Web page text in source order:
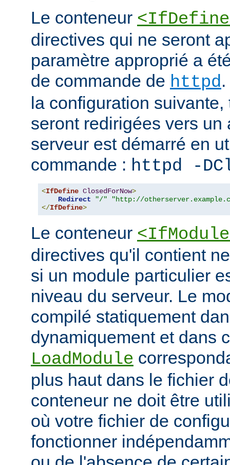
Le conteneur
directives qui ne seront
paramètre approprié a
de commande de httpd
la configuration
seront redirigées vers un
serveur est démarré en
commande : httpd -
<IfDefine ClosedForNow>
Redirect
"/"
"http://
</IfDefine>
Le conteneur
directives qu'il contient
si un module particulier
niveau du serveur. Le
compilé statiquement
dynamiquement et dans
LoadModule
plus haut dans le fichier
conteneur ne doit être
où votre fichier de
fonctionner